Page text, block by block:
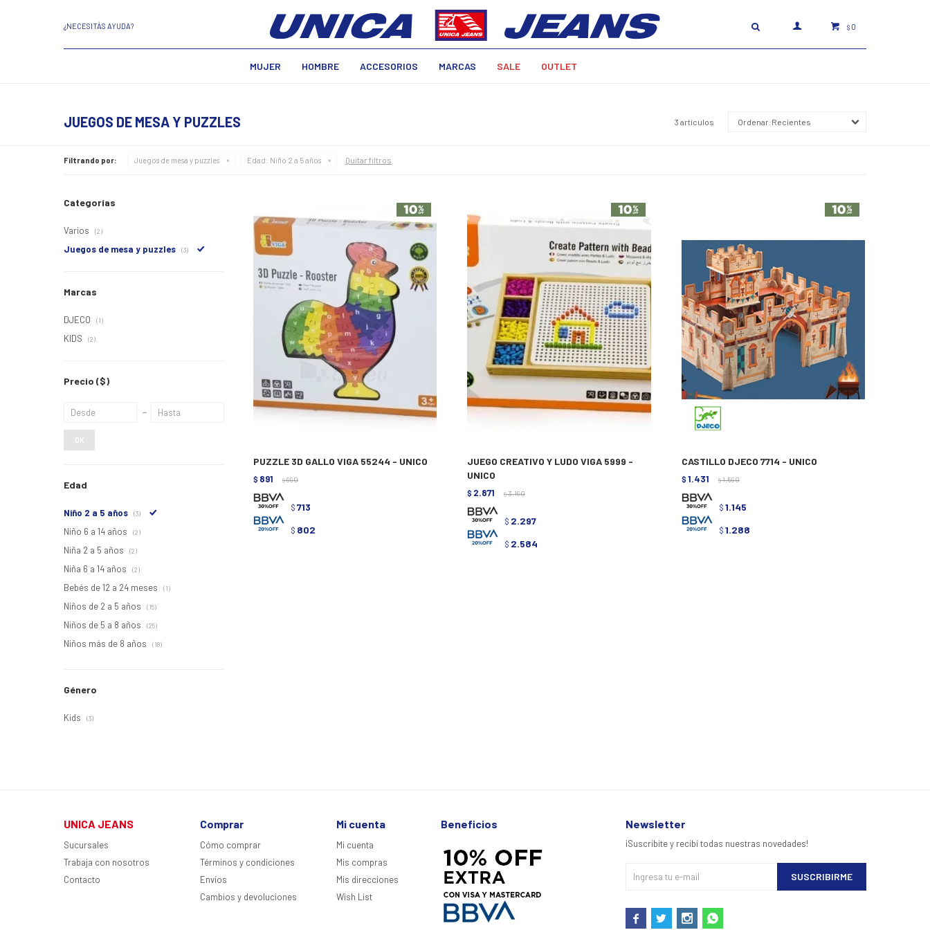
MUJER HOMBRE ACCESORIOS MARCAS SALE OUTLET
$ 0
¿NECESITÁS AYUDA?
JUEGOS DE MESA Y PUZZLES 3 artículos Recientes
Filtrando por: Juegos de mesa y puzzles Edad: Niño 2 a 5 años Quitar filtros
PUZZLE 3D GALLO VIGA 55244 - UNICO
$ 891 $ 990
$ 713
$ 802
JUEGO CREATIVO Y LUDO VIGA 5999 -
UNICO
$ 2.871 $ 3.190
$ 2.297
$ 2.584
CASTILLO DJECO 7714 - UNICO
$ 1.431 $ 1.590
$ 1.145
$ 1.288
Categorías
Varios (2)
Juegos de mesa y puzzles (3)
Marcas
DJECO (1)
KIDS (2)
Precio ($)
OK
Edad
Niño 2 a 5 años (3)
Niño 6 a 14 años (2)
Niña 2 a 5 años (2)
Niña 6 a 14 años (2)
Bebés de 12 a 24 meses (1)
Niños de 2 a 5 años (15)
Niños de 5 a 8 años (25)
Niños más de 8 años (18)
Género
Kids (3)
UNICA JEANS
Sucursales
Trabaja con nosotros
Contacto
Comprar
Cómo comprar
Términos y condiciones
Envíos
Cambios y devoluciones
Mi cuenta
Mi cuenta
Mis compras
Mis direcciones
Wish List
Beneficios Newsletter
¡Suscribite y recibí todas nuestras novedades!
SUSCRIBIRME
   